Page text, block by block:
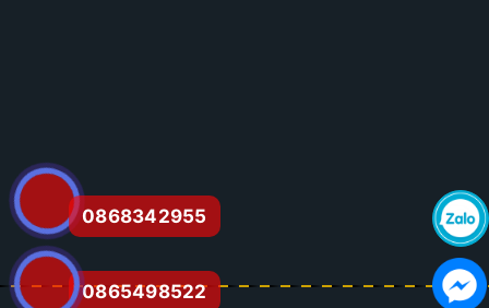
0865498522
0868342955